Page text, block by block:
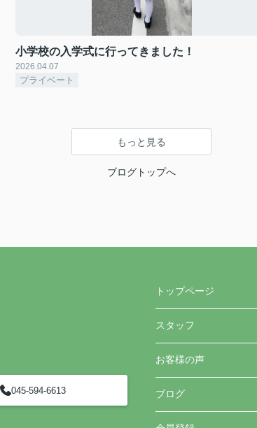
小学校の入学式に行ってきました！
2026.04.07
プライベート
もっと見る
ブログトップへ
045-594-6613
トップページ
スタッフ
お客様の声
ブログ